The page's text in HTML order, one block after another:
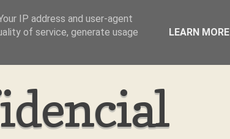
IP address and user-agent
of service, generate usage
LEARN MORE